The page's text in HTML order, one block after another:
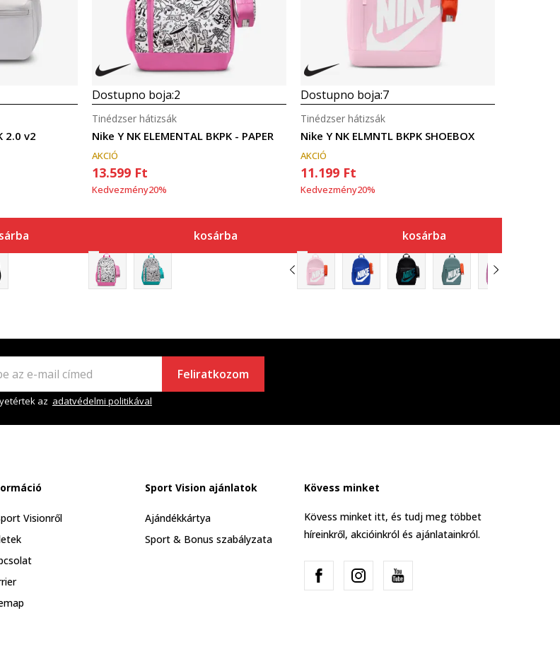
2.0 v2
Dostupno boja:2
Nike Y NK ELEMENTAL BKPK - PAPER
Tinédzser hátizsák
AKCIÓ
13.599 Ft
Kedvezmény20%
kosárba
Dostupno boja:7
Nike Y NK ELMNTL BKPK SHOEBOX
Tinédzser hátizsák
AKCIÓ
11.199 Ft
Kedvezmény20%
kosárba
Feliratkozom
az adatvédelmi politikával
Visionről
Sport Vision ajánlatok
Ajándékkártya
Sport & Bonus szabályzata
Kövess minket
Kövess minket itt, és tudj meg többet
híreinkről, akcióinkról és ajánlatainkról.